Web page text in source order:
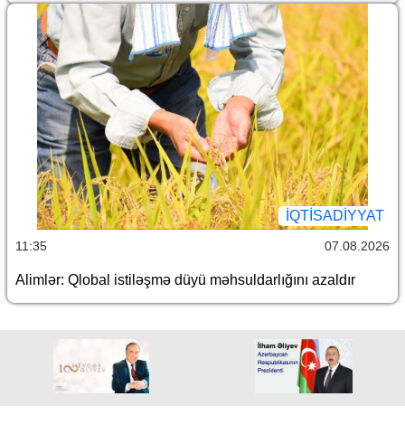
İQTİSADİYYAT
11:35 07.08.2026
Alimlər: Qlobal istiləşmə düyü məhsuldarlığını azaldır